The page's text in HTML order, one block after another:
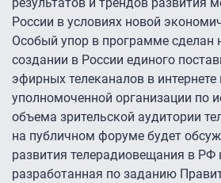
результатов и трендов развития
России в условиях новой
Особый упор в программе сделан
создании в России единого
эфирных телеканалов в интернете
уполномоченной организации по
объема зрительской аудитории
на публичном форуме будет
развития телерадиовещания в РФ
разработанная по заданию